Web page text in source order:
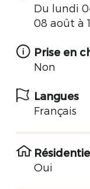
Du lundi
08 août à
Prise en
Non
Langues
Français
Oui